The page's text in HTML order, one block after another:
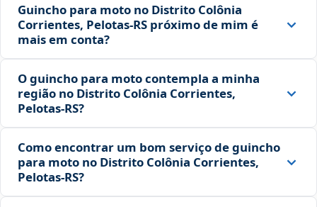
Guincho para moto no Distrito Colônia
Corrientes, Pelotas‑RS próximo de mim é
mais em conta?
O guincho para moto contempla a minha
região no Distrito Colônia Corrientes,
Pelotas‑RS?
Como encontrar um bom serviço de guincho
para moto no Distrito Colônia Corrientes,
Pelotas‑RS?